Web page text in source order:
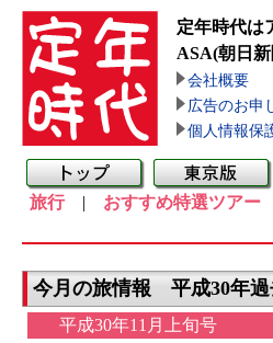
定年時代は
ASA(朝日
会社概要
広告のお申
個人情報保
旅行| おすすめ特選ツアー
今月の旅情報 平成30年過
平成30年11月上旬号